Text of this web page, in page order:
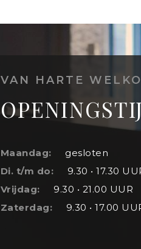
VAN HARTE
Maandag: gesloten
Di. t/m do: 9.30 • 17.30
Vrijdag: 9.30 • 21.00 UUR
Zaterdag: 9.30 • 17.00